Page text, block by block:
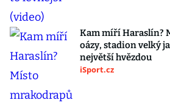
Kam míří Haraslín?
oázy, stadion velký
největší hvězdou
iSport.cz